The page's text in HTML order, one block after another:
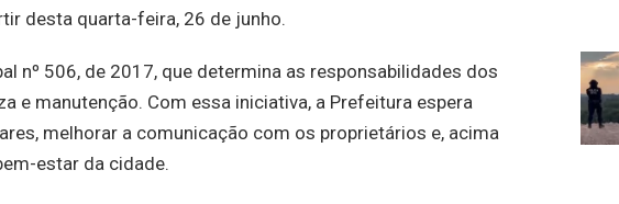
desta quarta-feira, 26 de junho.
nº 506, de 2017, que determina as responsabilidades dos
e manutenção. Com essa iniciativa, a Prefeitura espera
melhorar a comunicação com os proprietários e, acima
estar da cidade.